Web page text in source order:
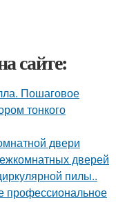
сайте:
Пошаговое
тонкого
двери
дверей
пилы..
профессиональное